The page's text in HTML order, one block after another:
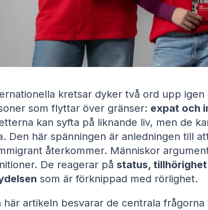
kretsar dyker två ord upp igen
som flyttar över gränser: expat och
kan syfta på liknande liv, men de
Den här spänningen är anledningen till
återkommer. Människor
De reagerar på status,
som är förknippad med rörlighet.
här artikeln besvarar de centrala frågorna